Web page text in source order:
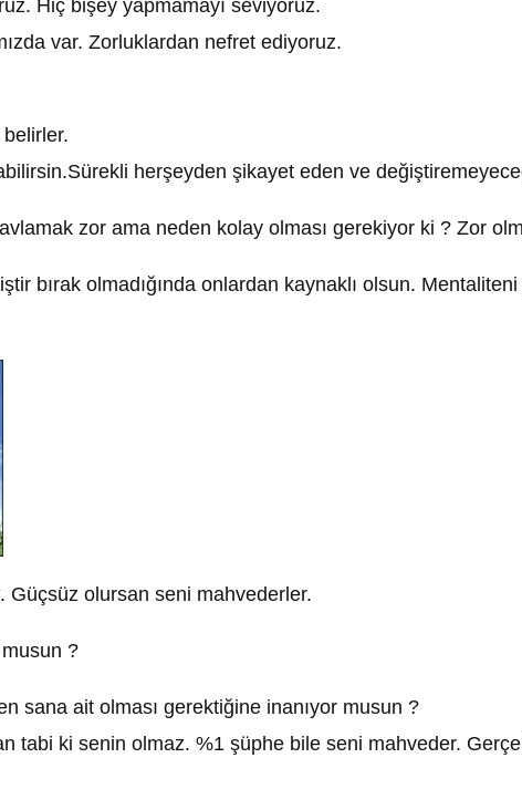
Hiç bişey yapmamayı seviyoruz.
var. Zorluklardan nefret ediyoruz.
herşeyden şikayet eden ve
zor ama neden kolay olması gerekiyor ki ? Zor
bırak olmadığında onlardan kaynaklı olsun.
Güçsüz olursan seni mahvederler.
?
sana ait olması gerektiğine inanıyor musun ?
tabi ki senin olmaz. %1 şüphe bile seni mahveder.